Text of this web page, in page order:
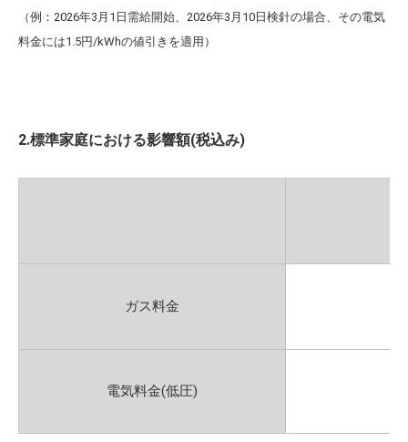
（例：2026年3月1日需給開始、2026年3月10日検針の場合、その電気
料金には1.5円/kWhの値引きを適用）
2.標準家庭における影響額(税込み)
ガス料金
電気料金(低圧)